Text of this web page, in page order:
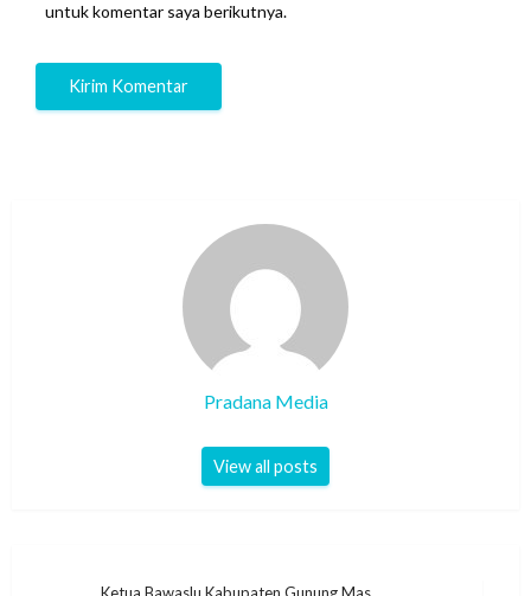
untuk komentar saya berikutnya.
Pradana Media
View all posts